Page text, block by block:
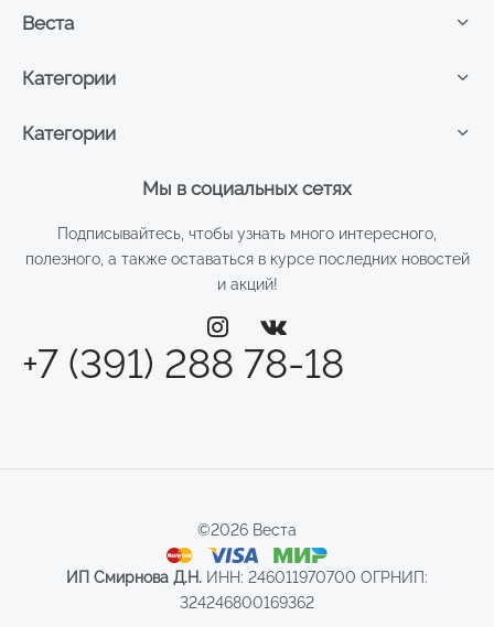
Мы в социальных сетях
Подписывайтесь, чтобы узнать много интересного,
полезного, а также оставаться в курсе последних новостей
и акций!
+7 (391) 288 78-18
Категории
Категории
Веста
©2026 Веста
ИП Смирнова Д.Н. ИНН: 246011970700 ОГРНИП:
324246800169362